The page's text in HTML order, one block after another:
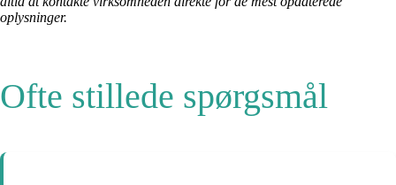
oplysninger.
Ofte stillede spørgsmål